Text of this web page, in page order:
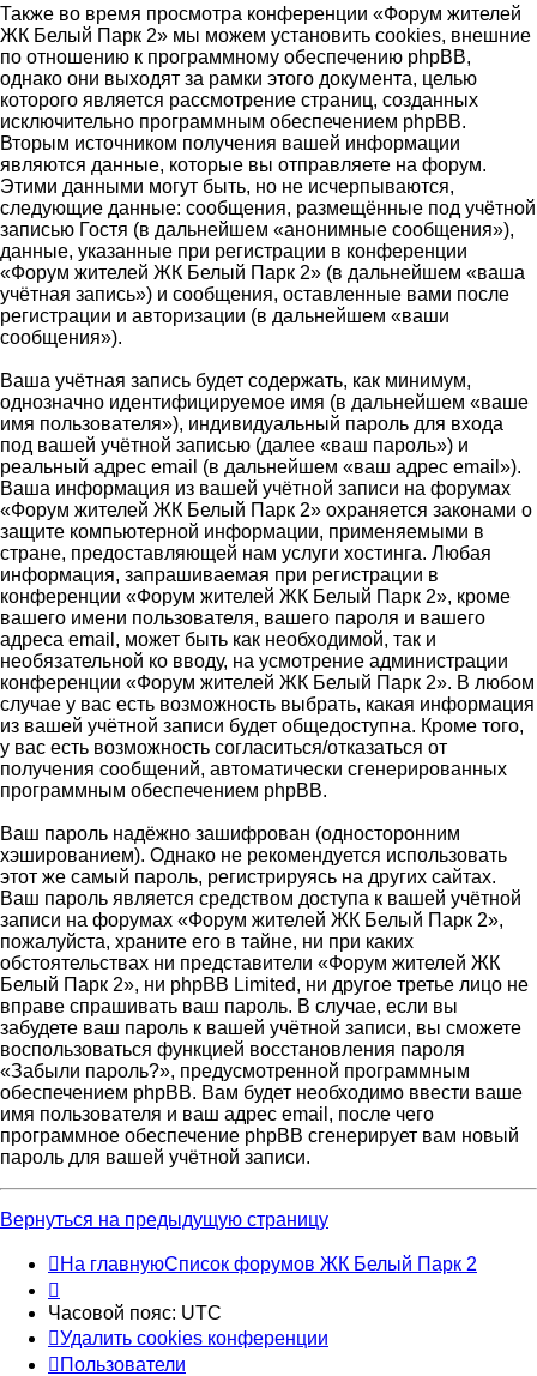
Также во время просмотра конференции «Форум жителей
ЖК Белый Парк 2» мы можем установить cookies, внешние
по отношению к программному обеспечению phpBB,
однако они выходят за рамки этого документа, целью
которого является рассмотрение страниц, созданных
исключительно программным обеспечением phpBB.
Вторым источником получения вашей информации
являются данные, которые вы отправляете на форум.
Этими данными могут быть, но не исчерпываются,
следующие данные: сообщения, размещённые под учётной
записью Гостя (в дальнейшем «анонимные сообщения»),
данные, указанные при регистрации в конференции
«Форум жителей ЖК Белый Парк 2» (в дальнейшем «ваша
учётная запись») и сообщения, оставленные вами после
регистрации и авторизации (в дальнейшем «ваши
сообщения»).
Ваша учётная запись будет содержать, как минимум,
однозначно идентифицируемое имя (в дальнейшем «ваше
имя пользователя»), индивидуальный пароль для входа
под вашей учётной записью (далее «ваш пароль») и
реальный адрес email (в дальнейшем «ваш адрес email»).
Ваша информация из вашей учётной записи на форумах
«Форум жителей ЖК Белый Парк 2» охраняется законами о
защите компьютерной информации, применяемыми в
стране, предоставляющей нам услуги хостинга. Любая
информация, запрашиваемая при регистрации в
конференции «Форум жителей ЖК Белый Парк 2», кроме
вашего имени пользователя, вашего пароля и вашего
адреса email, может быть как необходимой, так и
необязательной ко вводу, на усмотрение администрации
конференции «Форум жителей ЖК Белый Парк 2». В любом
случае у вас есть возможность выбрать, какая информация
из вашей учётной записи будет общедоступна. Кроме того,
у вас есть возможность согласиться/отказаться от
получения сообщений, автоматически сгенерированных
программным обеспечением phpBB.
Ваш пароль надёжно зашифрован (односторонним
хэшированием). Однако не рекомендуется использовать
этот же самый пароль, регистрируясь на других сайтах.
Ваш пароль является средством доступа к вашей учётной
записи на форумах «Форум жителей ЖК Белый Парк 2»,
пожалуйста, храните его в тайне, ни при каких
обстоятельствах ни представители «Форум жителей ЖК
Белый Парк 2», ни phpBB Limited, ни другое третье лицо не
вправе спрашивать ваш пароль. В случае, если вы
забудете ваш пароль к вашей учётной записи, вы сможете
воспользоваться функцией восстановления пароля
«Забыли пароль?», предусмотренной программным
обеспечением phpBB. Вам будет необходимо ввести ваше
имя пользователя и ваш адрес email, после чего
программное обеспечение phpBB сгенерирует вам новый
пароль для вашей учётной записи.
Вернуться на предыдущую страницу
На главнуюСписок форумов ЖК Белый Парк 2
Часовой пояс: UTC
Удалить cookies конференции
Пользователи